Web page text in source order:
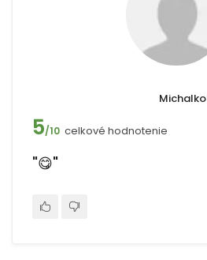
Michalko
5/10 celkové hodnotenie
"😋"